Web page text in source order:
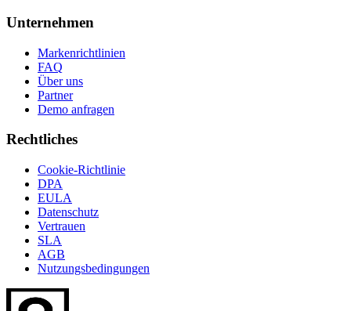
Unternehmen
Markenrichtlinien
FAQ
Über uns
Partner
Demo anfragen
Rechtliches
Cookie-Richtlinie
DPA
EULA
Datenschutz
Vertrauen
SLA
AGB
Nutzungsbedingungen